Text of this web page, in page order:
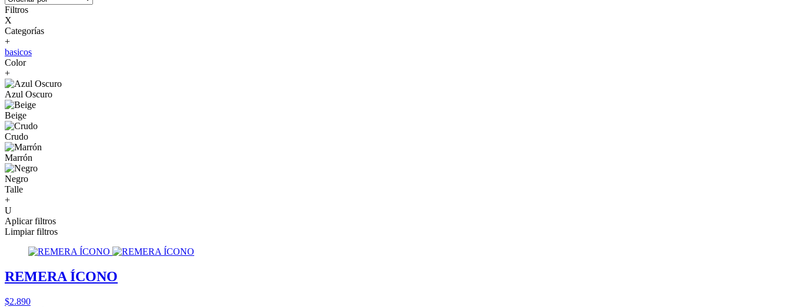
Filtros
X
Categorías
+
basicos
Color
+
Azul Oscuro
Beige
Crudo
Marrón
Negro
Talle
+
U
Aplicar filtros
Limpiar filtros
REMERA ÍCONO
$2.890